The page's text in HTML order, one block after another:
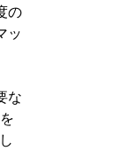
の
ッ
な